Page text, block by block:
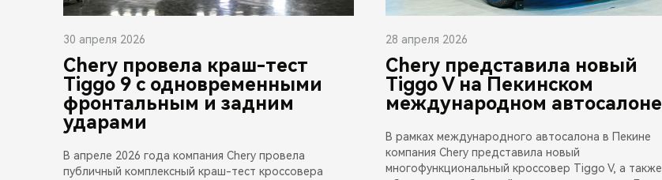
30 апреля 2026
Chery провела краш-тест
Tiggo 9 с одновременными
фронтальным и задним
ударами
В апреле 2026 года компания Chery провела
публичный комплексный краш-тест кроссовера
28 апреля 2026
Chery представила новый
Tiggo V на Пекинском
международном автосалоне
В рамках международного автосалона в Пекине
компания Chery представила новый
многофункциональный кроссовер Tiggo V, а также